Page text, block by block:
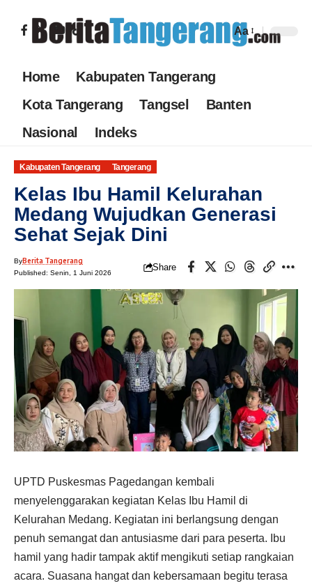
Aa
Home
Kabupaten Tangerang
Kota Tangerang
Tangsel
Banten
Nasional
Indeks
Kabupaten Tangerang Tangerang
Kelas Ibu Hamil Kelurahan
Medang Wujudkan Generasi
Sehat Sejak Dini
ByBerita Tangerang
Published: Senin, 1 Juni 2026
Share
UPTD Puskesmas Pagedangan kembali
menyelenggarakan kegiatan Kelas Ibu Hamil di
Kelurahan Medang. Kegiatan ini berlangsung dengan
penuh semangat dan antusiasme dari para peserta. Ibu
hamil yang hadir tampak aktif mengikuti setiap rangkaian
acara. Suasana hangat dan kebersamaan begitu terasa